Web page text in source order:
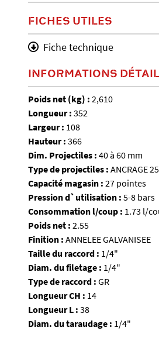
FICHES UTILES
Fiche technique
INFORMATIONS
Poids net (kg) : 2,610
Longueur : 352
Largeur : 108
Hauteur : 366
Dim. Projectiles : 40 à 60 mm
Type de projectiles : ANCRAGE
Capacité magasin : 27 pointes
Pression d`utilisation : 5-8 bars
Consommation l/coup : 1.73 l/
Poids net : 2.55
Finition : ANNELEE GALVANISEE
Taille du raccord : 1/4"
Diam. du filetage : 1/4"
Type de raccord : GR
Longueur CH : 14
Longueur L : 38
Diam. du taraudage : 1/4"